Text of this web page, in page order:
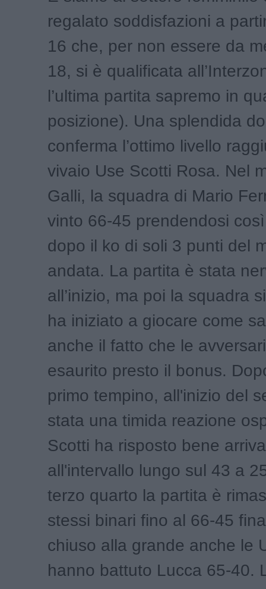
regalato soddisfazioni a
16 che, per non essere da
18, si è qualificata
l’ultima partita sapremo in
posizione). Una splendida
conferma l’ottimo livello
vivaio Use Scotti Rosa. Nel
Galli, la squadra di Mario
vinto 66-45 prendendosi
dopo il ko di soli 3 punti del
andata. La partita è stata
all’inizio, ma poi la squadra
ha iniziato a giocare come
anche il fatto che le
esaurito presto il bonus.
primo tempino, all'inizio del
stata una timida reazione
Scotti ha risposto bene
all'intervallo lungo sul 43 a
terzo quarto la partita è
stessi binari fino al 66-45
chiuso alla grande anche le
hanno battuto Lucca 65-40.